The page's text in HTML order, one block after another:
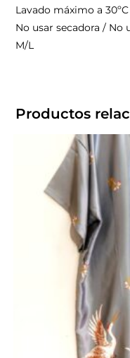
Lavado máximo a
No usar secadora / No
M/L
Productos